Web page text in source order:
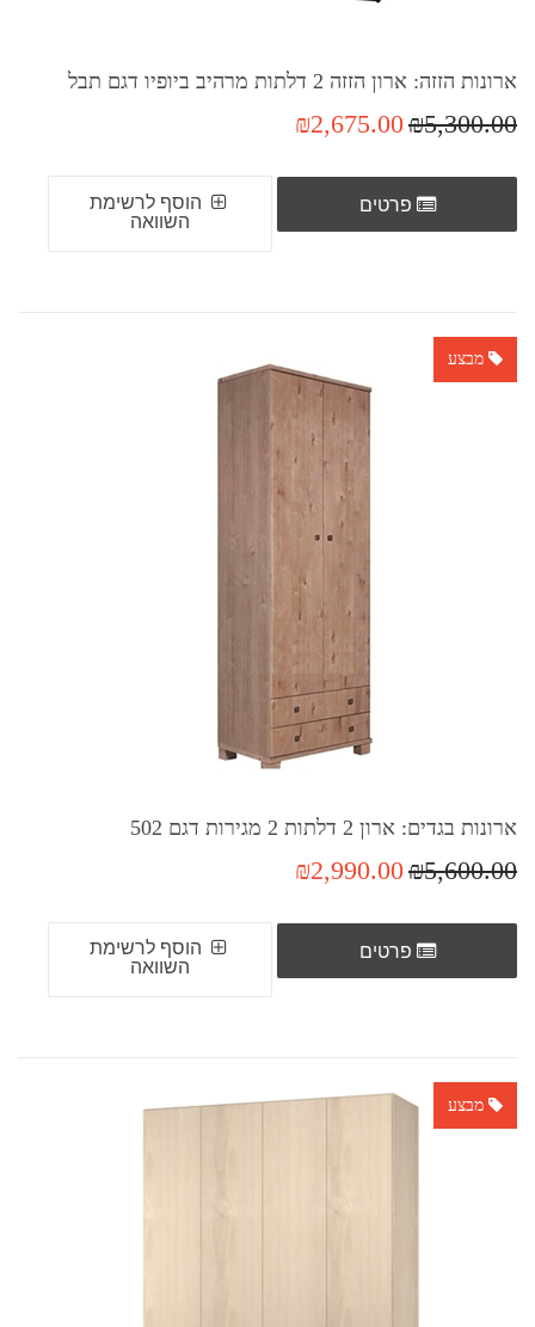
ארונות הזזה: ארון הזזה 2 דלתות מרהיב ביופיו דגם תבל
₪5,300.00
₪2,675.00
פרטים
הוסף לרשימת
השוואה
מבצע
ארונות בגדים: ארון 2 דלתות 2 מגירות דגם 502
₪5,600.00
₪2,990.00
פרטים
הוסף לרשימת
השוואה
מבצע